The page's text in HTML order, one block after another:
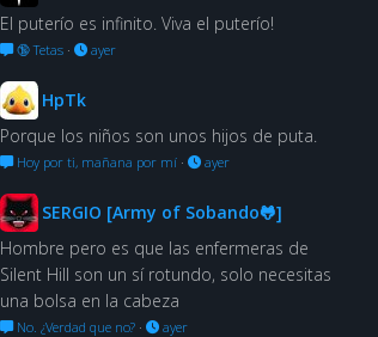
El puterío es infinito. Viva el puterío!
🔞 Tetas · ayer
HpTk
Porque los niños son unos hijos de puta.
Hoy por ti, mañana por mí · ayer
SERGIO [Army of Sobando🐸]
Hombre pero es que las enfermeras de
Silent Hill son un sí rotundo, solo necesitas
una bolsa en la cabeza
No. ¿Verdad que no? · ayer